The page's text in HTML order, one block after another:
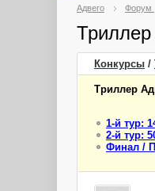
Адвего Форум
Конкурсы /
Триллер
1-й тур:
2-й тур:
Финал /